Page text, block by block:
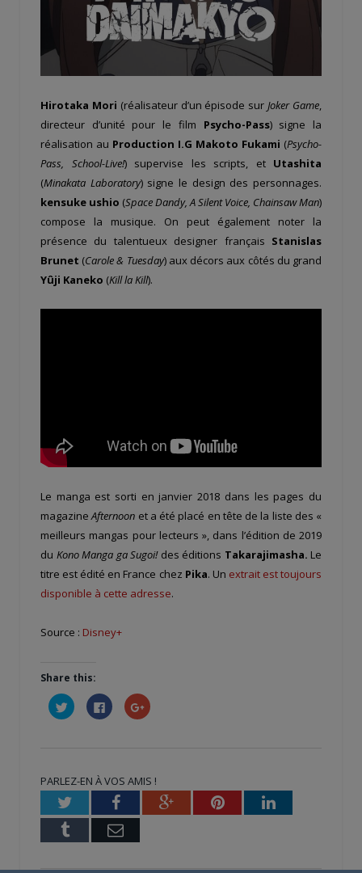
Hirotaka Mori (réalisateur d’un épisode surJoker Game,
directeur d’unité pour le film Psycho-Pass) signe la
réalisation au Production I.G Makoto Fukami (Psycho-
Pass, School-Live!) supervise les scripts, et Utashita
(Minakata Laboratory) signe le design des personnages.
kensuke ushio (Space Dandy, A Silent Voice, Chainsaw Man)
compose la musique. On peut également noter la
présence du talentueux designer français Stanislas
Brunet (Carole & Tuesday) aux décors aux côtés du grand
Yûji Kaneko (Kill la Kill).
Le manga est sorti en janvier 2018 dans les pages du
magazineAfternoon et a été placé en tête de la liste des «
meilleurs mangas pour lecteurs », dans l’édition de 2019
du Kono Manga ga Sugoi!des éditions Takarajimasha. Le
titre est édité en France chez Pika. Un extrait est toujours
disponible à cette adresse.
Source : Disney+
Share this:
Cliquez
pour
partager
fenêtre)
Cliquez
pour
partager
fenêtre)
Cliquez
pour
nouvelle
fenêtre)
PARLEZ-EN À VOS AMIS !
TwitterFacebookGoogle+PinterestLinkedIn
Tumblr Email